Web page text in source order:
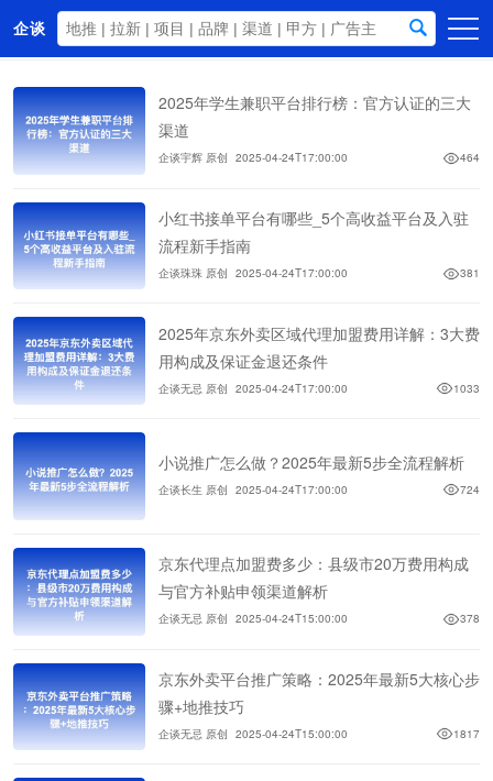
企谈
商务资源
资讯动态
关于我们
2025年学生兼职平台排行榜：官方认证的三大
渠道
企谈宇辉 原创 2025-04-24T17:00:00 464
小红书接单平台有哪些_5个高收益平台及入驻
流程新手指南
企谈珠珠 原创 2025-04-24T17:00:00 381
2025年京东外卖区域代理加盟费用详解：3大费
用构成及保证金退还条件
企谈无忌 原创 2025-04-24T17:00:00 1033
小说推广怎么做？2025年最新5步全流程解析
企谈长生 原创 2025-04-24T17:00:00 724
京东代理点加盟费多少：县级市20万费用构成
与官方补贴申领渠道解析
企谈无忌 原创 2025-04-24T15:00:00 378
京东外卖平台推广策略：2025年最新5大核心步
骤+地推技巧
企谈无忌 原创 2025-04-24T15:00:00 1817